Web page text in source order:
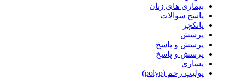
بیماری های زنان
پاسخ سوالات
پانکچر
پرسش
پرسش و پاسخ
پرسش و پاسخ
پساری
پولیپ رحم (polyp)